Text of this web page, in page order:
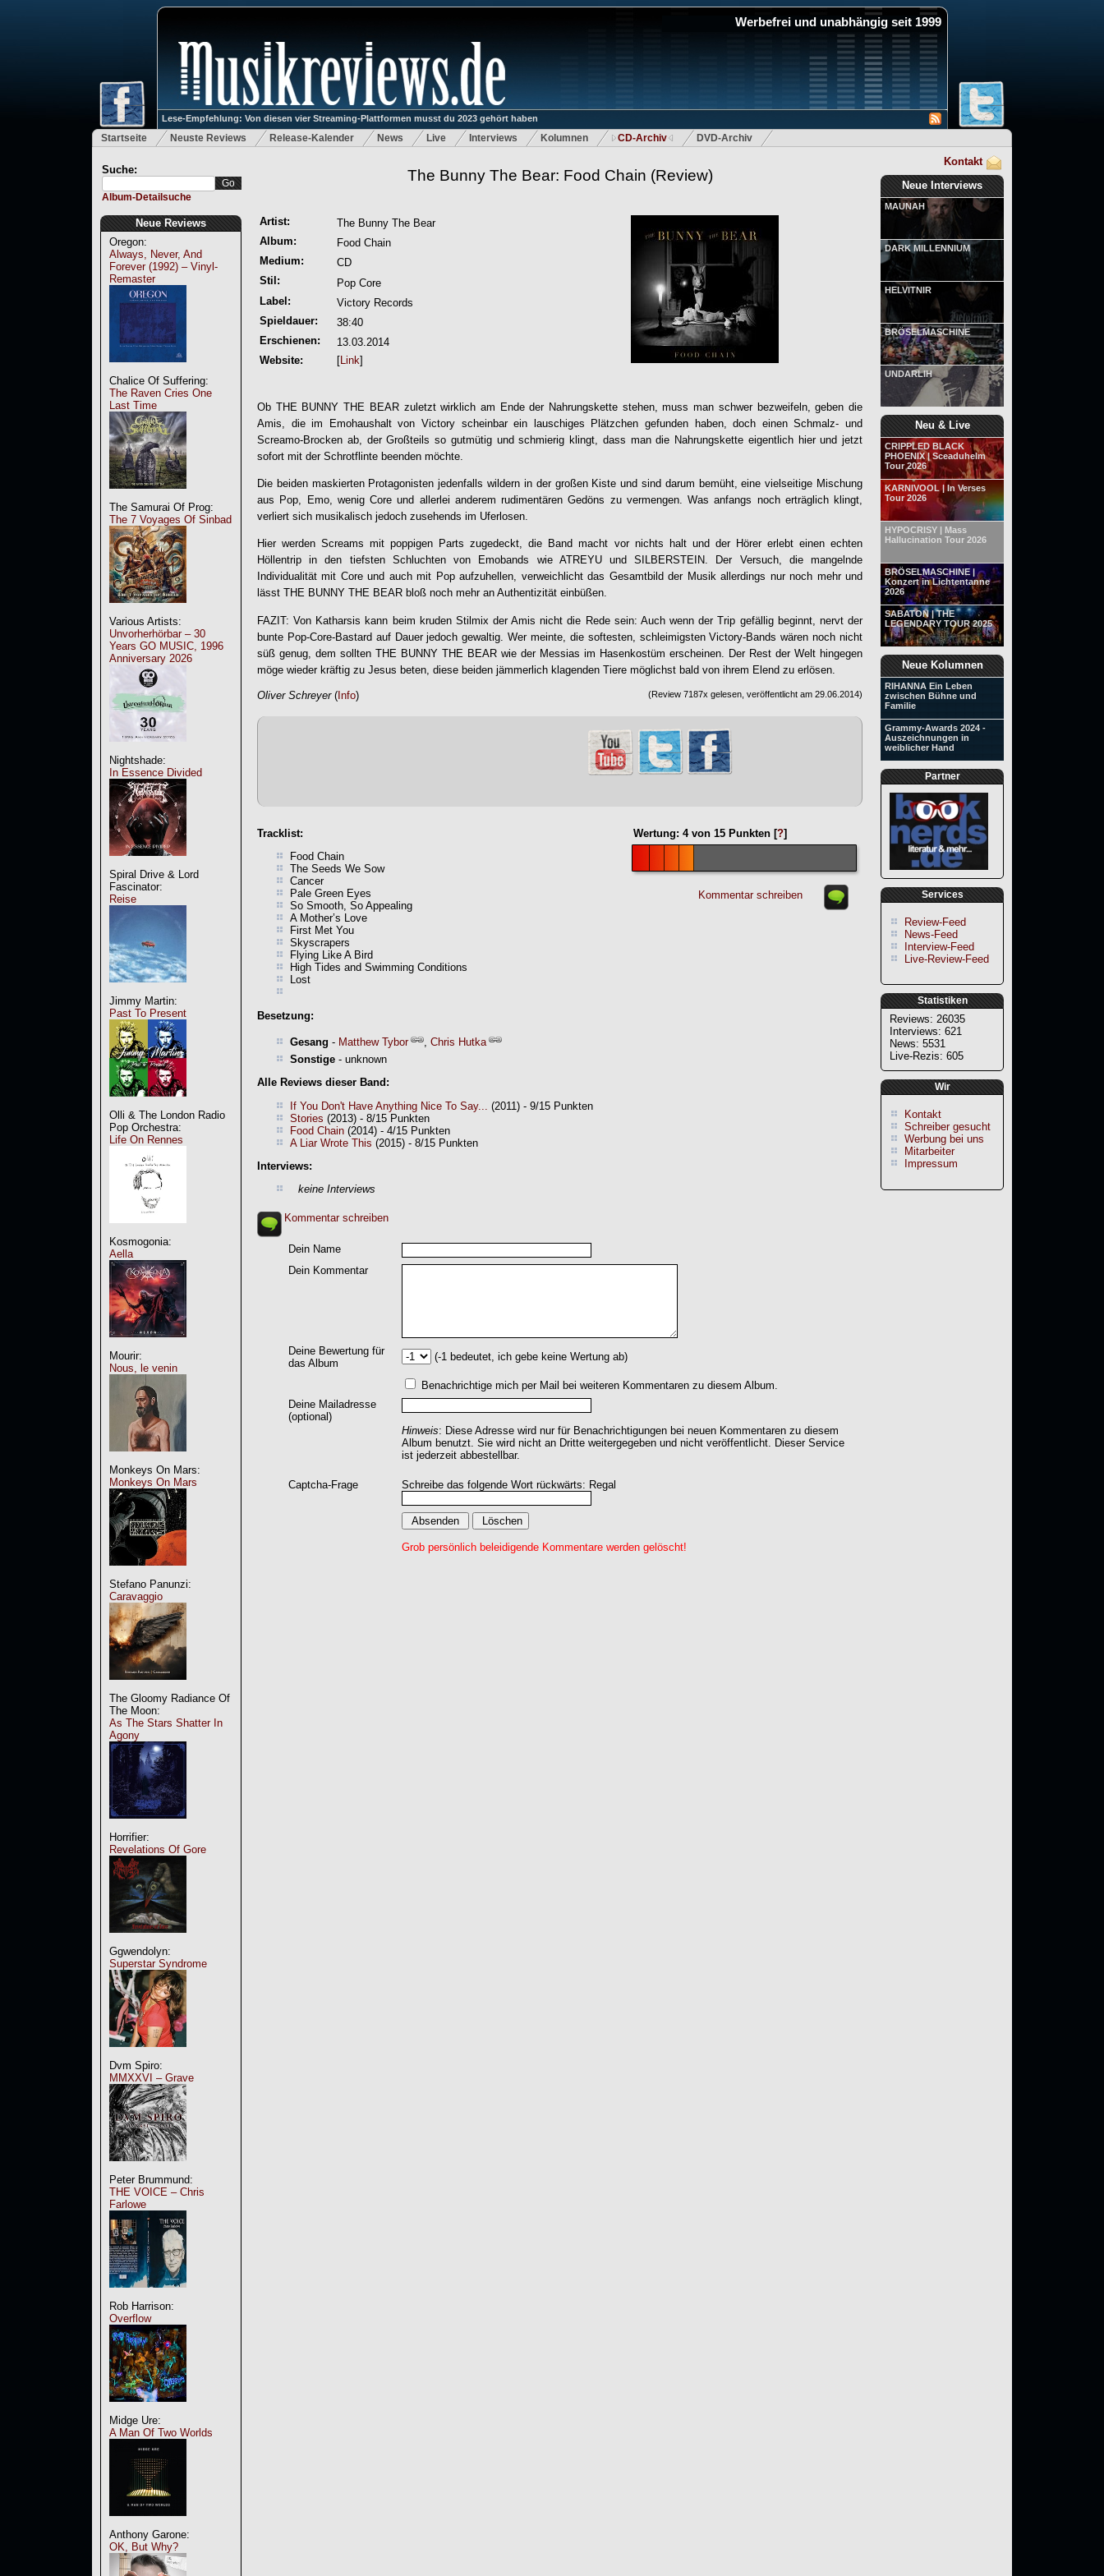
Werbefrei und unabhängig seit 1999
Lese-Empfehlung: Von diesen vier Streaming-Plattformen musst du 2023 gehört haben
Startseite Neuste Reviews Release-Kalender News Live Interviews Kolumnen CD-Archiv DVD-Archiv
Suche:
Album-Detailsuche
Neue Reviews
Oregon:
Always, Never, And
Forever (1992) – Vinyl-
Remaster
Chalice Of Suffering:
The Raven Cries One
Last Time
The Samurai Of Prog:
The 7 Voyages Of Sinbad
Various Artists:
Unvorherhörbar – 30
Years GO MUSIC, 1996
Anniversary 2026
Nightshade:
In Essence Divided
Spiral Drive & Lord
Fascinator:
Reise
Jimmy Martin:
Past To Present
Olli & The London Radio
Pop Orchestra:
Life On Rennes
Kosmogonia:
Aella
Mourir:
Nous, le venin
Monkeys On Mars:
Monkeys On Mars
Stefano Panunzi:
Caravaggio
The Gloomy Radiance Of
The Moon:
As The Stars Shatter In
Agony
Horrifier:
Revelations Of Gore
Ggwendolyn:
Superstar Syndrome
Dvm Spiro:
MMXXVI – Grave
Peter Brummund:
THE VOICE – Chris
Farlowe
Rob Harrison:
Overflow
Midge Ure:
A Man Of Two Worlds
Anthony Garone:
OK, But Why?
Kontakt
Neue Interviews
MAUNAH
DARK MILLENNIUM
HELVITNIR
BRÖSELMASCHINE
UNDARLIH
Neu & Live
CRIPPLED BLACK
PHOENIX | Sceaduhelm
Tour 2026
KARNIVOOL | In Verses
Tour 2026
HYPOCRISY | Mass
Hallucination Tour 2026
BRÖSELMASCHINE |
Konzert in Lichtentanne
2026
SABATON | THE
LEGENDARY TOUR 2025
Neue Kolumnen
RIHANNA Ein Leben
zwischen Bühne und
Familie
Grammy-Awards 2024 -
Auszeichnungen in
weiblicher Hand
Partner
Services
Review-Feed
News-Feed
Interview-Feed
Live-Review-Feed
Statistiken
Reviews: 26035
Interviews: 621
News: 5531
Live-Rezis: 605
Wir
Kontakt
Schreiber gesucht
Werbung bei uns
Mitarbeiter
Impressum
The Bunny The Bear: Food Chain (Review)
Artist:
The Bunny The Bear
Album:
Food Chain
Medium:
CD
Stil:
Pop Core
Label:
Victory Records
Spieldauer:
38:40
Erschienen:
13.03.2014
Website:
[Link]
Ob THE BUNNY THE BEARzuletzt wirklich am Ende der Nahrungskette stehen, muss man schwer bezweifeln, geben die
Amis, die im Emohaushalt von Victory scheinbar ein lauschiges Plätzchen gefunden haben, doch einen Schmalz- und
Screamo-Brocken ab, der Großteils so gutmütig und schmierig klingt, dass man die Nahrungskette eigentlich hier und jetzt
sofort mit der Schrotflinte beenden möchte.
Die beiden maskierten Protagonisten jedenfalls wildern in der großen Kiste und sind darum bemüht, eine vielseitige Mischung
aus Pop, Emo, wenig Core und allerlei anderem rudimentären Gedöns zu vermengen. Was anfangs noch erträglich klingt,
verliert sich musikalisch jedoch zusehends im Uferlosen.
Hier werden Screams mit poppigen Parts zugedeckt, die Band macht vor nichts halt und der Hörer erlebt einen echten
Höllentrip in den tiefsten Schluchten von Emobands wie ATREYU und SILBERSTEIN. Der Versuch, die mangelnde
Individualität mit Core und auch mit Pop aufzuhellen, verweichlicht das Gesamtbild der Musik allerdings nur noch mehr und
lässt THE BUNNY THE BEAR bloß noch mehr an Authentizität einbüßen.
FAZIT: Von Katharsis kann beim kruden Stilmix der Amis nicht die Rede sein: Auch wenn der Trip gefällig beginnt, nervt der
bunte Pop-Core-Bastard auf Dauer jedoch gewaltig. Wer meinte, die softesten, schleimigsten Victory-Bands wären noch nicht
süß genug, dem sollten THE BUNNY THE BEAR wie der Messias im Hasenkostüm erscheinen. Der Rest der Welt hingegen
möge wieder kräftig zu Jesus beten, diese beiden jämmerlich klagenden Tiere möglichst bald von ihrem Elend zu erlösen.
Oliver Schreyer( Info) (Review 7187x gelesen, veröffentlicht am 29.06.2014)
Wertung: 4von 15 Punkten [?]
Kommentar schreiben
Tracklist:
Food Chain
The Seeds We Sow
Cancer
Pale Green Eyes
So Smooth, So Appealing
A Mother’s Love
First Met You
Skyscrapers
Flying Like A Bird
High Tides and Swimming Conditions
Lost
Besetzung:
Gesang - Matthew Tybor
Chris Hutka
Sonstige - unknown
Alle Reviews dieser Band:
If You Don't Have Anything Nice To Say...
(2011) - 9/15 Punkten
Stories (2013) - 8/15 Punkten
Food Chain (2014) - 4/15 Punkten
A Liar Wrote This (2015) - 8/15 Punkten
Interviews:
keine Interviews
Kommentar schreiben
Dein Name
Dein Kommentar
Deine Bewertung für
das Album
(-1 bedeutet, ich gebe keine Wertung ab)
Benachrichtige mich per Mail bei weiteren Kommentaren zu diesem Album.
Deine Mailadresse
(optional)
Hinweis: Diese Adresse wird nur für Benachrichtigungen bei neuen Kommentaren zu diesem
Album benutzt. Sie wird nicht an Dritte weitergegeben und nicht veröffentlicht. Dieser Service
ist jederzeit abbestellbar.
Captcha-Frage Schreibe das folgende Wort rückwärts: Regal
Grob persönlich beleidigende Kommentare werden gelöscht!